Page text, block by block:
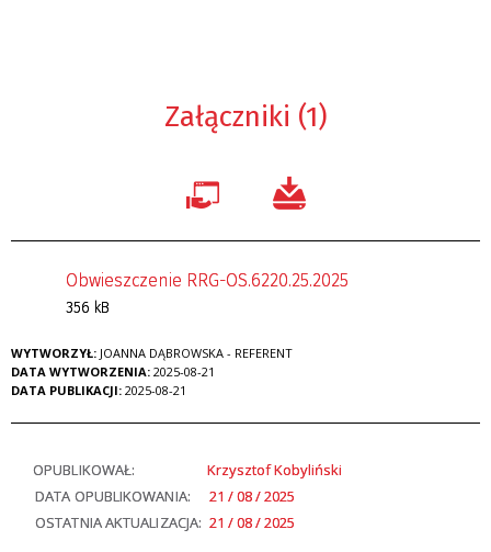
Załączniki (1)
Obwieszczenie RRG-OS.6220.25.2025
356 kB
WYTWORZYŁ: JOANNA DĄBROWSKA - REFERENT
DATA WYTWORZENIA: 2025-08-21
DATA PUBLIKACJI: 2025-08-21
OPUBLIKOWAŁ:
Krzysztof Kobyliński
DATA OPUBLIKOWANIA:
21 / 08 / 2025
OSTATNIA AKTUALIZACJA: 21 / 08 / 2025